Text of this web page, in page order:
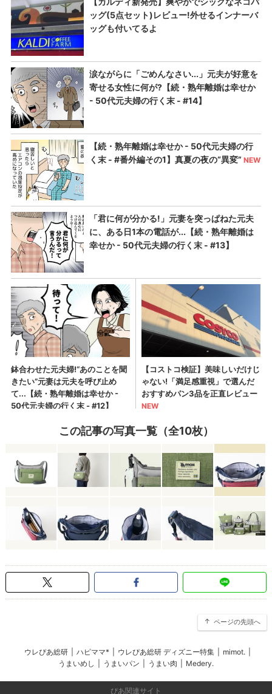
この記事の写真一覧（全10枚）
ページの先頭へ
ウレぴあ総研 ハピママ* ウレぴあ総研 ディズニー特集 mimot.
うまいめし
うまいパン うまい肉 Medery.
ぴあ関連サイト